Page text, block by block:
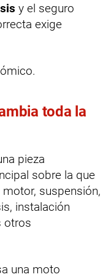
y el seguro
exige
toda la
pieza
sobre la que
suspensión,
instalación
otros
una moto